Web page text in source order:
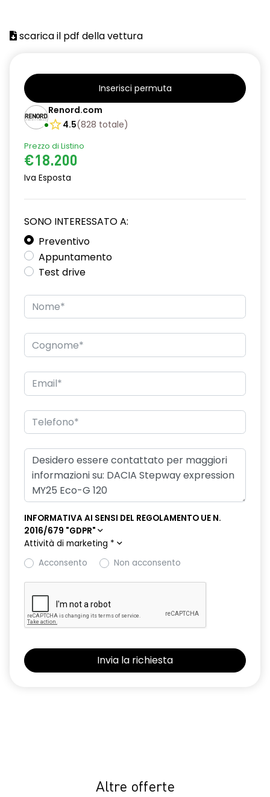
scarica il pdf della vettura
Inserisci permuta
Renord.com
4.5(828 totale)
Prezzo di Listino
€18.200
Iva Esposta
SONO INTERESSATO A:
Preventivo
Appuntamento
Test drive
INFORMATIVA AI SENSI DEL REGOLAMENTO UE N.
2016/679 "GDPR"
Attività di marketing *
Acconsento
Non acconsento
Altre offerte